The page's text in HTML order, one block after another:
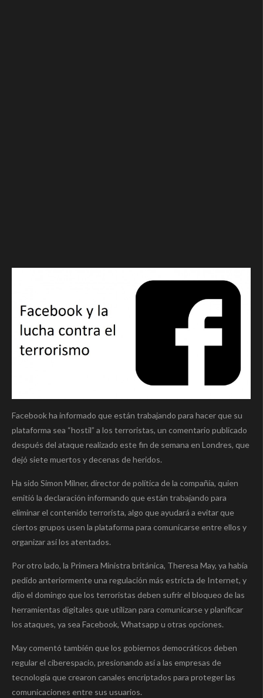
Facebook ha informado que están trabajando para hacer que su
plataforma sea “hostil” a los terroristas, un comentario publicado
después del ataque realizado este fin de semana en Londres, que
dejó siete muertos y decenas de heridos.
Ha sido Simon Milner, director de política de la compañía, quien
emitió la declaración informando que están trabajando para
eliminar el contenido terrorista, algo que ayudará a evitar que
ciertos grupos usen la plataforma para comunicarse entre ellos y
organizar así los atentados.
Por otro lado, la Primera Ministra británica, Theresa May, ya había
pedido anteriormente una regulación más estricta de Internet, y
dijo el domingo que los terroristas deben sufrir el bloqueo de las
herramientas digitales que utilizan para comunicarse y planificar
los ataques, ya sea Facebook, Whatsapp u otras opciones.
May comentó también que los gobiernos democráticos deben
regular el ciberespacio, presionando así a las empresas de
tecnología que crearon canales encriptados para proteger las
comunicaciones entre sus usuarios.